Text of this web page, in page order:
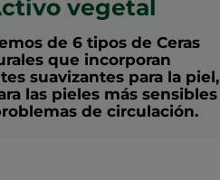
vegetal
de 6 tipos de Ceras
que incorporan
suavizantes para la piel,
las pieles más sensibles
de circulación.